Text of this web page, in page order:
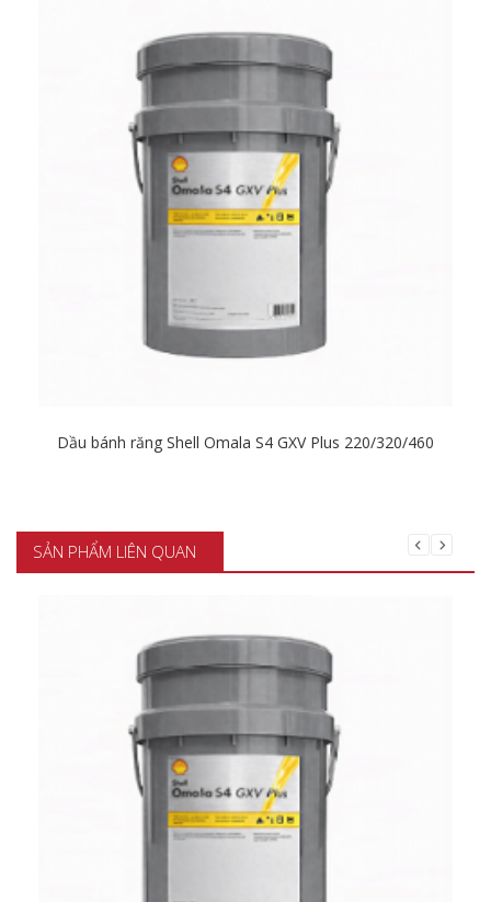
Dầu bánh răng Shell Omala S4 GXV Plus 220/320/460
SẢN PHẨM LIÊN QUAN